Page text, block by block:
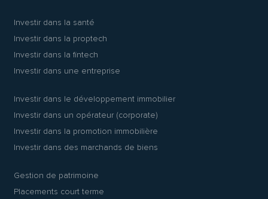
Investir dans la santé
Investir dans la proptech
Investir dans la fintech
Investir dans une entreprise
Investir dans le développement immobilier
Investir dans un opérateur (corporate)
Investir dans la promotion immobilière
Investir dans des marchands de biens
Gestion de patrimoine
Placements court terme